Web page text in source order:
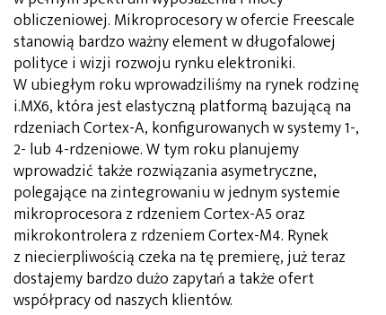
obliczeniowej. Mikroprocesory w ofercie Freescale
stanowią bardzo ważny element w długofalowej
polityce i wizji rozwoju rynku elektroniki.
W ubiegłym roku wprowadziliśmy na rynek rodzinę
i.MX6, która jest elastyczną platformą bazującą na
rdzeniach Cortex-A, konfigurowanych w systemy 1-,
2- lub 4-rdzeniowe. W tym roku planujemy
wprowadzić także rozwiązania asymetryczne,
polegające na zintegrowaniu w jednym systemie
mikroprocesora z rdzeniem Cortex-A5 oraz
mikrokontrolera z rdzeniem Cortex-M4. Rynek
z niecierpliwością czeka na tę premierę, już teraz
dostajemy bardzo dużo zapytań a także ofert
współpracy od naszych klientów.